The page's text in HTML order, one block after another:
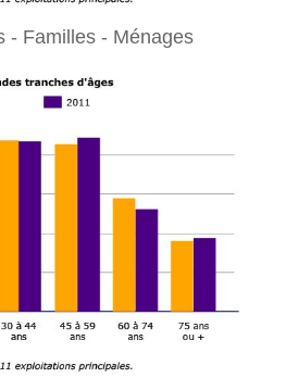
- Familles - Ménages